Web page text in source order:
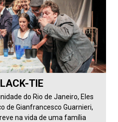
TIE
do Rio de Janeiro, Eles
de Gianfrancesco Guarnieri,
na vida de uma família